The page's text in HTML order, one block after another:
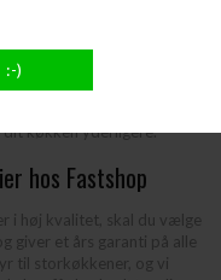
i høj grad an på dine
køkkenredskaber i
den serie, der opfylder
dit køkken yderligere.
hos Fastshop
i høj kvalitet, skal du vælge
giver et års garanti på alle
til storkøkkener, og vi